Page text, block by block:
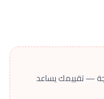
— تقييمك يساعد